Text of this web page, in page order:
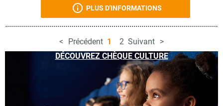
PLUS D'INFORMATIONS
Précédent 1 2 Suivant
DÉCOUVREZ CHÈQUE CULTURE